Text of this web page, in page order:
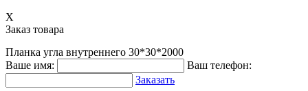
X
Заказ товара
Планка угла внутреннего 30*30*2000
Ваше имя:
Ваш телефон:
Заказать